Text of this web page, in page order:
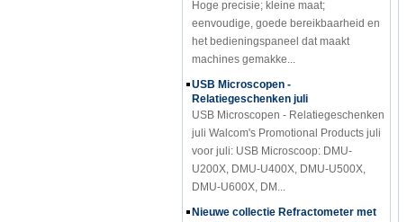
eenvoudige, goede bereikbaarheid en
het bedieningspaneel dat maakt
machines gemakke...
Relatiegeschenken juli
USB Microscopen - Relatiegeschenken
juli Walcom's Promotional Products juli
voor juli: USB Microscoop: DMU-
U200X, DMU-U400X, DMU-U500X,
DMU-U600X, DM...
goedkopere prijs en goede kwaliteit